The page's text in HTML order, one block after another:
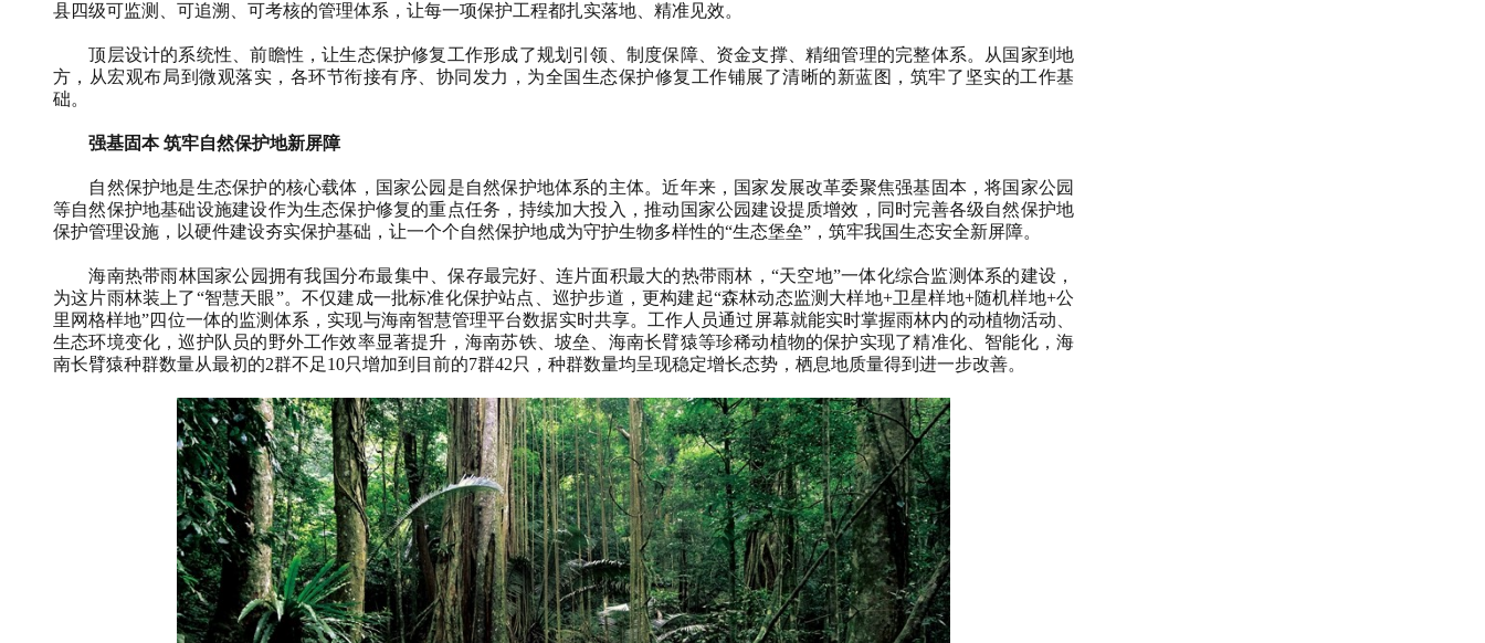
县四级可监测、可追溯、可考核的管理体系，让每一项保护工程都扎实落地、精准见效。
顶层设计的系统性、前瞻性，让生态保护修复工作形成了规划引领、制度保障、资金支撑、精细管理的完整体系。从国家到地
方，从宏观布局到微观落实，各环节衔接有序、协同发力，为全国生态保护修复工作铺展了清晰的新蓝图，筑牢了坚实的工作基
础。
强基固本 筑牢自然保护地新屏障
自然保护地是生态保护的核心载体，国家公园是自然保护地体系的主体。近年来，国家发展改革委聚焦强基固本，将国家公园
等自然保护地基础设施建设作为生态保护修复的重点任务，持续加大投入，推动国家公园建设提质增效，同时完善各级自然保护地
保护管理设施，以硬件建设夯实保护基础，让一个个自然保护地成为守护生物多样性的“生态堡垒”，筑牢我国生态安全新屏障。
海南热带雨林国家公园拥有我国分布最集中、保存最完好、连片面积最大的热带雨林，“天空地”一体化综合监测体系的建设，
为这片雨林装上了“智慧天眼”。不仅建成一批标准化保护站点、巡护步道，更构建起“森林动态监测大样地+卫星样地+随机样地+公
里网格样地”四位一体的监测体系，实现与海南智慧管理平台数据实时共享。工作人员通过屏幕就能实时掌握雨林内的动植物活动、
生态环境变化，巡护队员的野外工作效率显著提升，海南苏铁、坡垒、海南长臂猿等珍稀动植物的保护实现了精准化、智能化，海
南长臂猿种群数量从最初的2群不足10只增加到目前的7群42只，种群数量均呈现稳定增长态势，栖息地质量得到进一步改善。